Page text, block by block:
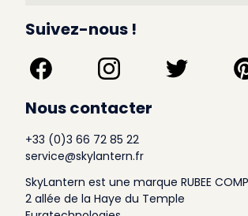
Suivez-nous !
Nous contacter
+33 (0)3 66 72 85 22
service@skylantern.fr
SkyLantern est une marque RUBEE
2 allée de la Haye du Temple